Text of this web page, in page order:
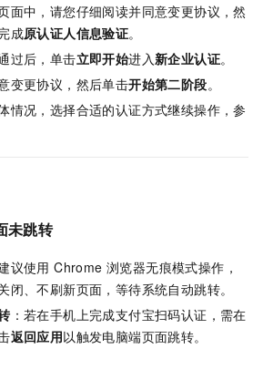
面中，请您仔细阅读并同意变更协议，然
成原认证人信息验证。
过后，单击立即开始进入新企业认证。
变更协议，然后单击开始第二阶段。
情况，选择合适的认证方式继续操作，参
未跳转
议使用 Chrome 浏览器无痕模式操作，
闭、不刷新页面，等待系统自动跳转。
：若在手机上完成支付宝扫码认证，需在
返回应用以触发电脑端页面跳转。